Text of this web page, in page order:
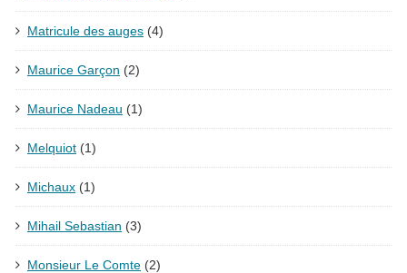
Matricule des auges (4)
Maurice Garçon (2)
Maurice Nadeau (1)
Melquiot (1)
Michaux (1)
Mihail Sebastian (3)
Monsieur Le Comte (2)